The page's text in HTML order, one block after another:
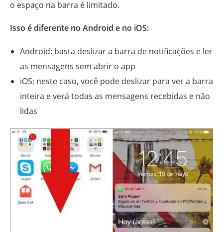
o espaço na barra é limitado.
Isso é diferente no Android e no iOS:
Android: basta deslizar a barra de notificações e ler
as mensagens sem abrir o app
iOS: neste caso, você pode deslizar para ver a barra
inteira e verá todas as mensagens recebidas e não
lidas